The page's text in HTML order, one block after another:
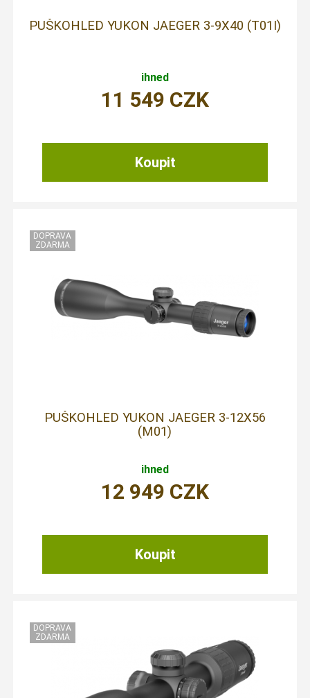
PUŠKOHLED YUKON JAEGER 3-9X40 (T01I)
ihned
11 549 CZK
PUŠKOHLED YUKON JAEGER 3-12X56
(M01)
ihned
12 949 CZK